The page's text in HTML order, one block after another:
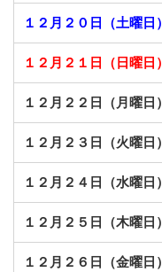
１２月２０日（土曜日）
１２月２１日（日曜日）
１２月２２日（月曜日）
１２月２３日（火曜日）
１２月２４日（水曜日）
１２月２５日（木曜日）
１２月２６日（金曜日）